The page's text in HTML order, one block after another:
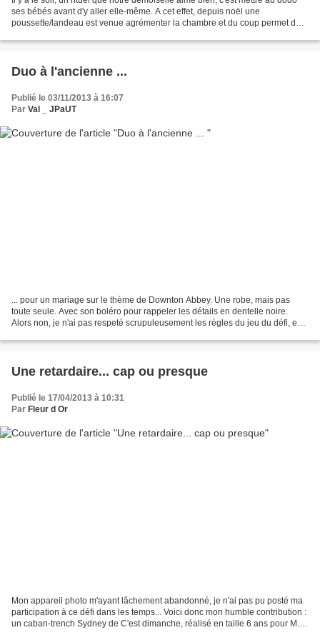
ses bébés avant d'y aller elle-même. A cet effet, depuis noël une
poussette/landeau est venue agrémenter la chambre et du coup permet de
Duo à l'ancienne ...
Publié le 03/11/2013 à 16:07
Par Val _ JPaUT
... pour un mariage sur le thème de Downton Abbey. Une robe, mais pas
toute seule. Avec son boléro pour rappeler les détails en dentelle noire.
Alors non, je n'ai pas respeté scrupuleusement les règles du jeu du défi, en
Une retardaire... cap ou presque
Publié le 17/04/2013 à 10:31
Par Fleur d Or
Mon appareil photo m'ayant lâchement abandonné, je n'ai pas pu posté ma
participation à ce défi dans les temps... Voici donc mon humble contribution :
un caban-trench Sydney de C'est dimanche, réalisé en taille 6 ans pour M.